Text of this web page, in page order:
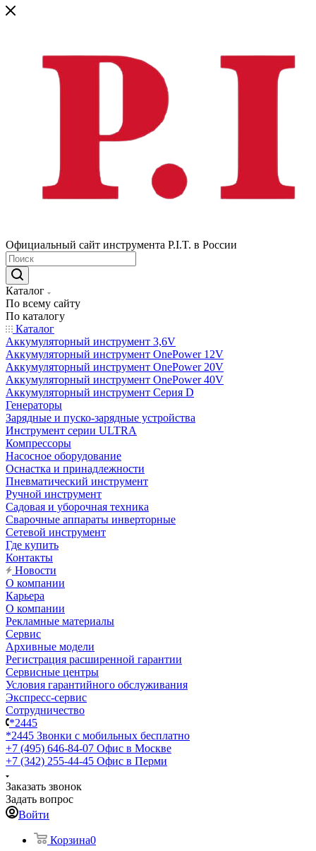
Официальный сайт инструмента P.I.T. в России
Каталог
По всему сайту
По каталогу
Каталог
Аккумуляторный инструмент 3,6V
Аккумуляторный инструмент OnePower 12V
Аккумуляторный инструмент OnePower 20V
Аккумуляторный инструмент OnePower 40V
Аккумуляторный инструмент Серия D
Генераторы
Зарядные и пуско-зарядные устройства
Инструмент серии ULTRA
Компрессоры
Насосное оборудование
Оснастка и принадлежности
Пневматический инструмент
Ручной инструмент
Садовая и уборочная техника
Сварочные аппараты инверторные
Сетевой инструмент
Где купить
Контакты
Новости
О компании
Карьера
О компании
Рекламные материалы
Сервис
Архивные модели
Регистрация расширенной гарантии
Сервисные центры
Условия гарантийного обслуживания
Экспресс-сервис
Сотрудничество
*2445
*2445 Звонки с мобильных бесплатно
+7 (495) 646-84-07 Офис в Москве
+7 (342) 255-44-45 Офис в Перми
Заказать звонок
Задать вопрос
Войти
Корзина0